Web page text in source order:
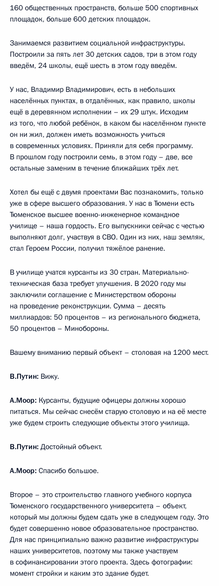
160 общественных пространств, больше 500 спортивных
площадок, больше 600 детских площадок.
Занимаемся развитием социальной инфраструктуры.
Построили за пять лет 30 детских садов, три в этом году
введём, 24 школы, ещё шесть в этом году введём.
У нас, Владимир Владимирович, есть в небольших
населённых пунктах, в отдалённых, как правило, школы
ещё в деревянном исполнении – их 29 штук. Исходим
из того, что любой ребёнок, в каком бы населённом пункте
он ни жил, должен иметь возможность учиться
в современных условиях. Приняли для себя программу.
В прошлом году построили семь, в этом году – две, все
остальные заменим в течение ближайших трёх лет.
Хотел бы ещё с двумя проектами Вас познакомить, только
уже в сфере высшего образования. У нас в Тюмени есть
Тюменское высшее военно-инженерное командное
училище – наша гордость. Его выпускники сейчас с честью
выполняют долг, участвуя в СВО. Один из них, наш земляк,
стал Героем России, получил тяжёлое ранение.
В училище учатся курсанты из 30 стран. Материально-
техническая база требует улучшения. В 2020 году мы
заключили соглашение с Министерством обороны
на проведение реконструкции. Сумма – десять
миллиардов: 50 процентов – из регионального бюджета,
50 процентов – Минобороны.
Вашему вниманию первый объект – столовая на 1200 мест.
В.Путин: Вижу.
А.Моор: Курсанты, будущие офицеры должны хорошо
питаться. Мы сейчас снесём старую столовую и на её месте
уже будем строить следующие объекты этого училища.
В.Путин: Достойный объект.
А.Моор: Спасибо большое.
Второе – это строительство главного учебного корпуса
Тюменского государственного университета – объект,
который мы должны будем сдать уже в следующем году. Это
будет совершенно новое образовательное пространство.
Для нас принципиально важно развитие инфраструктуры
наших университетов, поэтому мы также участвуем
в софинансировании этого проекта. Здесь фотографии:
момент стройки и каким это здание будет.